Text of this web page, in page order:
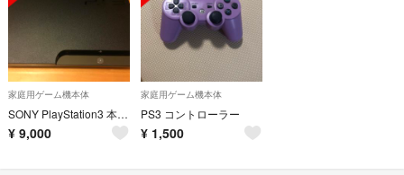
家庭用ゲーム機本体
SONY PlayStation3 本体 CECH-2500A
¥ 9,000
家庭用ゲーム機本体
PS3 コントローラー
¥ 1,500